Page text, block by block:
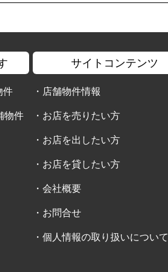
件
物件
サイトコンテンツ
・ 店舗物件情報
・ お店を売りたい方
・ お店を出したい方
・ お店を貸したい方
・会社概要
・ お問合せ
・個人情報の取り扱いについて